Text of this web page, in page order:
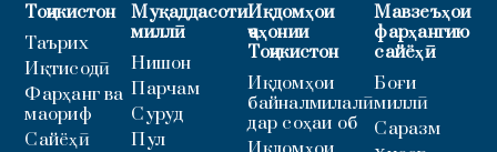
Тоҷикистон
Таърих
Иқтисодӣ
Фарҳанг ва
маориф
Сайёҳӣ
Муқаддасоти
миллӣ
Нишон
Парчам
Суруд
Пул
Иқдомҳои
ҷаҳонии
Тоҷикистон
Иқдомҳои
байналмилалӣ
дар соҳаи об
Мавзеъҳои
фарҳангию
сайёҳӣ
Боғи
миллӣ
Саразм